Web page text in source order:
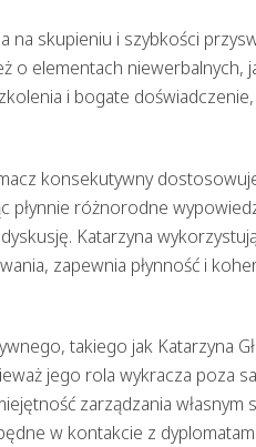
na skupieniu i szybkości
o elementach niewerbalnych,
i bogate
konsekutywny
płynnie różnorodne
Katarzyna
zapewnia płynność i
takiego jak Katarzyna
jego rola wykracza poza
zarządzania
w kontakcie z